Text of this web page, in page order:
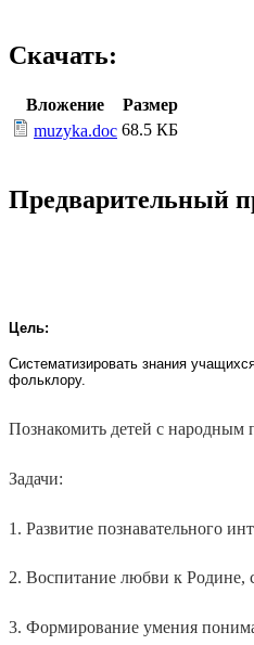
Скачать:
Вложение
Размер
muzyka.doc 68.5 КБ
Предварительный
Цель:
Систематизировать знания
фольклору.
Познакомить детей с народным
Задачи:
1. Развитие познавательного
2. Воспитание любви к Родине,
3. Формирование умения